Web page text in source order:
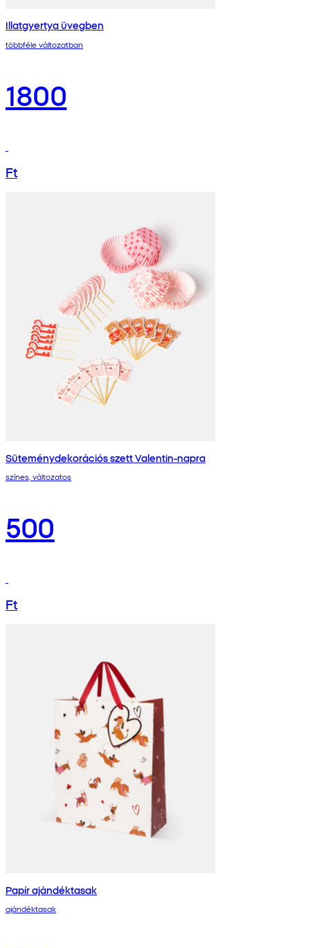
Illatgyertya üvegben
többféle változatban
1800
Ft
Süteménydekorációs szett Valentin-napra
színes, változatos
500
Ft
Papír ajándéktasak
ajándéktasak